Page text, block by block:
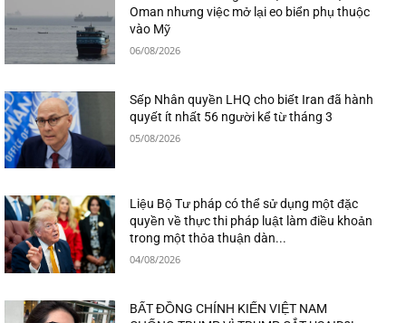
Oman nhưng việc mở lại eo biển phụ thuộc
vào Mỹ
06/08/2026
Sếp Nhân quyền LHQ cho biết Iran đã hành
quyết ít nhất 56 người kể từ tháng 3
05/08/2026
Liệu Bộ Tư pháp có thể sử dụng một đặc
quyền về thực thi pháp luật làm điều khoản
trong một thỏa thuận dàn...
04/08/2026
BẤT ĐỒNG CHÍNH KIẾN VIỆT NAM